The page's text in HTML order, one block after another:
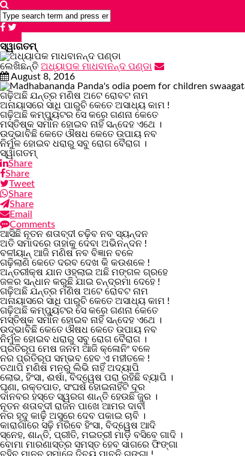
ସ୍ୱାଗତମ୍
ଲେଖିଛନ୍ତି ଅଧ୍ୟାପକ ମାଧବାନନ୍ଦ ପଣ୍ଡା
August 8, 2016
ଗଢ଼ିଅଛି ଯନ୍ତ୍ର ମଣିଷ ଅଟେ ରୋବଟ ନାମ
ଅନାୟାସରେ ସାଧି ପାରୁଚି କେତେ ଅସାଧ୍ୟ କାମ !
ଗଢ଼ିଅଛି କମ୍ପ୍ୟୁଟର ସେ କରେ ଗଣନା କେତେ
ମସ୍ତିଷ୍କ ସମାନ ହୋଇବ ନାହିଁ ସନ୍ଦେହ ଏଥେ ।
ଉଦ୍ଭାବିଛି କେତେ ଔଷଧ କେତେ ଉପାୟ ନବ
ନିର୍ମୁଳ ହୋଇବ ଧରାରୁ ସବୁ ରୋଗ ବୈରାଗ ।
ସ୍ୱାଗତମ୍
Share
Share
Tweet
Share
Share
Email
Comments
ଆସିଛି ନୂତନ ଶତାବ୍ଦୀ ଚଢ଼ିବ ନବ ସ୍ୟନ୍ଦନ
ଅତି ସମାଦରେ ତାହାକୁ ଦେବା ଅଭିନନ୍ଦନ !
ବଳୀୟାନ୍ ଆଜି ମଣିଷ ନବ ବିଜ୍ଞାନ ବଳେ
ଗଢ଼ିଲାଣି କେତେ ଦରବ ଦେଖ କି କଉଶଳେ !
ଅନ୍ତରୀକ୍ଷ ଯାନ ଓହ୍ଲାଇ ଅଛି ମଙ୍ଗଳ ଗ୍ରହେ
ଜଳର ସନ୍ଧାନ କରୁଛି ଯାଇ ଚନ୍ଦ୍ରମା ଦେହେ !
ଗଢ଼ିଅଛି ଯନ୍ତ୍ର ମଣିଷ ଅଟେ ରୋବଟ ନାମ
ଅନାୟାସରେ ସାଧି ପାରୁଚି କେତେ ଅସାଧ୍ୟ କାମ !
ଗଢ଼ିଅଛି କମ୍ପ୍ୟୁଟର ସେ କରେ ଗଣନା କେତେ
ମସ୍ତିଷ୍କ ସମାନ ହୋଇବ ନାହିଁ ସନ୍ଦେହ ଏଥେ ।
ଉଦ୍ଭାବିଛି କେତେ ଔଷଧ କେତେ ଉପାୟ ନବ
ନିର୍ମୁଳ ହୋଇବ ଧରାରୁ ସବୁ ରୋଗ ବୈରାଗ ।
ପ୍ରତିରୂପ ମେଷ ଜନମ ଆଜି କ୍ଳୋନିଂ ବଳେ
ନର ପ୍ରତିରୂପ ସମ୍ଭବ ହେବ ଏ ମହୀତଳେ !
ତଥାପି ମଣିଷ ମନରୁ ଲିଭି ନାହିଁ ଅଦ୍ୟାପି
ଲୋଭ, ହିଂସା, ଈର୍ଷା, ବିଦ୍ୱେଷ ପରା ରହିଛି ବ୍ୟାପି ।
ଘୃଣା, ରକ୍ତପାତ, ସଂଘର୍ଷ ହୋଇନାହିଁଟି ଦୂର
ଦାନବର ହସ୍ତେ ସ୍ୱରଗ ଶାନ୍ତି ହେଉଛି ଜୁର ।
ନୂତନ ଶତାବ୍ଦୀ ରାଜନ ପାଖେ ଆମର ଦାବୀ
ନର ହୃଦୁ କାଢ଼ି ଅସୁରେ ଦେବ ପକାଇ ଚାବି ।
କାରାଗାରେ ସଢ଼ି ମରିବେ ହିଂସା, ବିଦ୍ୱେଷ ଆଦି
ସ୍ନେହ, ଶାନ୍ତି, ପ୍ରୀତି, ମଇତ୍ରୀ ମାଡ଼ି ବସିବେ ଗାଦି ।
ବୋମା ମାରଣାସ୍ତ୍ର ସମସ୍ତ ହେବ ସାଗରେ ଫିଙ୍ଗା